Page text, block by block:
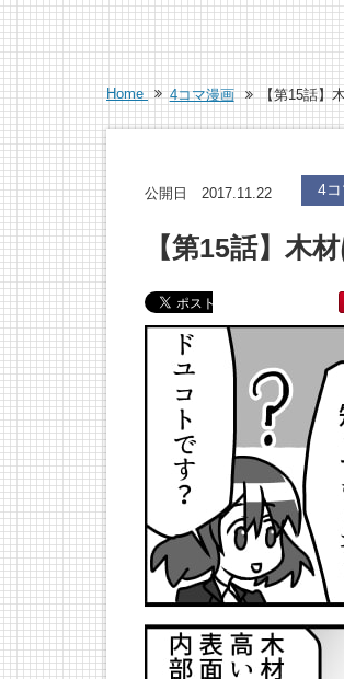
Home 4コマ漫画 【第15話】
公開日 2017.11.22 4
【第15話】木